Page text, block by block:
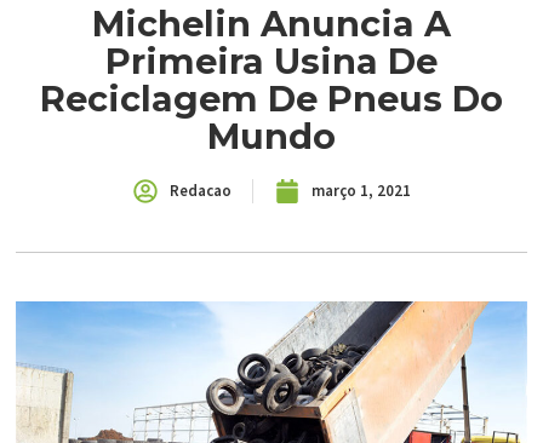
Michelin Anuncia A
Primeira Usina De
Reciclagem De Pneus Do
Mundo
Redacao março 1, 2021